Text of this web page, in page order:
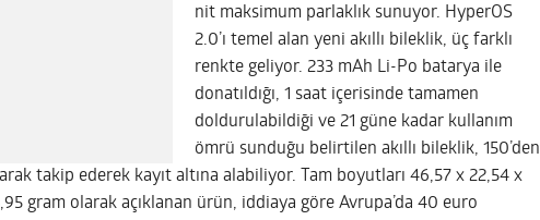
nit maksimum parlaklık sunuyor. HyperOS
2.0’ı temel alan yeni akıllı bileklik, üç farklı
renkte geliyor. 233 mAh Li-Po batarya ile
donatıldığı, 1 saat içerisinde tamamen
doldurulabildiği ve 21 güne kadar kullanım
ömrü sunduğu belirtilen akıllı bileklik, 150’den
takip ederek kayıt altına alabiliyor. Tam boyutları 46,57 x 22,54 x
gram olarak açıklanan ürün, iddiaya göre Avrupa’da 40 euro